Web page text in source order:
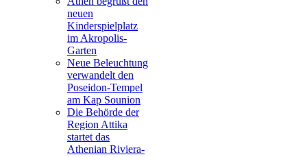
neuen
Kinderspielplatz
im Akropolis-
Garten
Neue Beleuchtung
verwandelt den
Poseidon-Tempel
am Kap Sounion
Die Behörde der
Region Attika
startet das
Athenian Riviera-